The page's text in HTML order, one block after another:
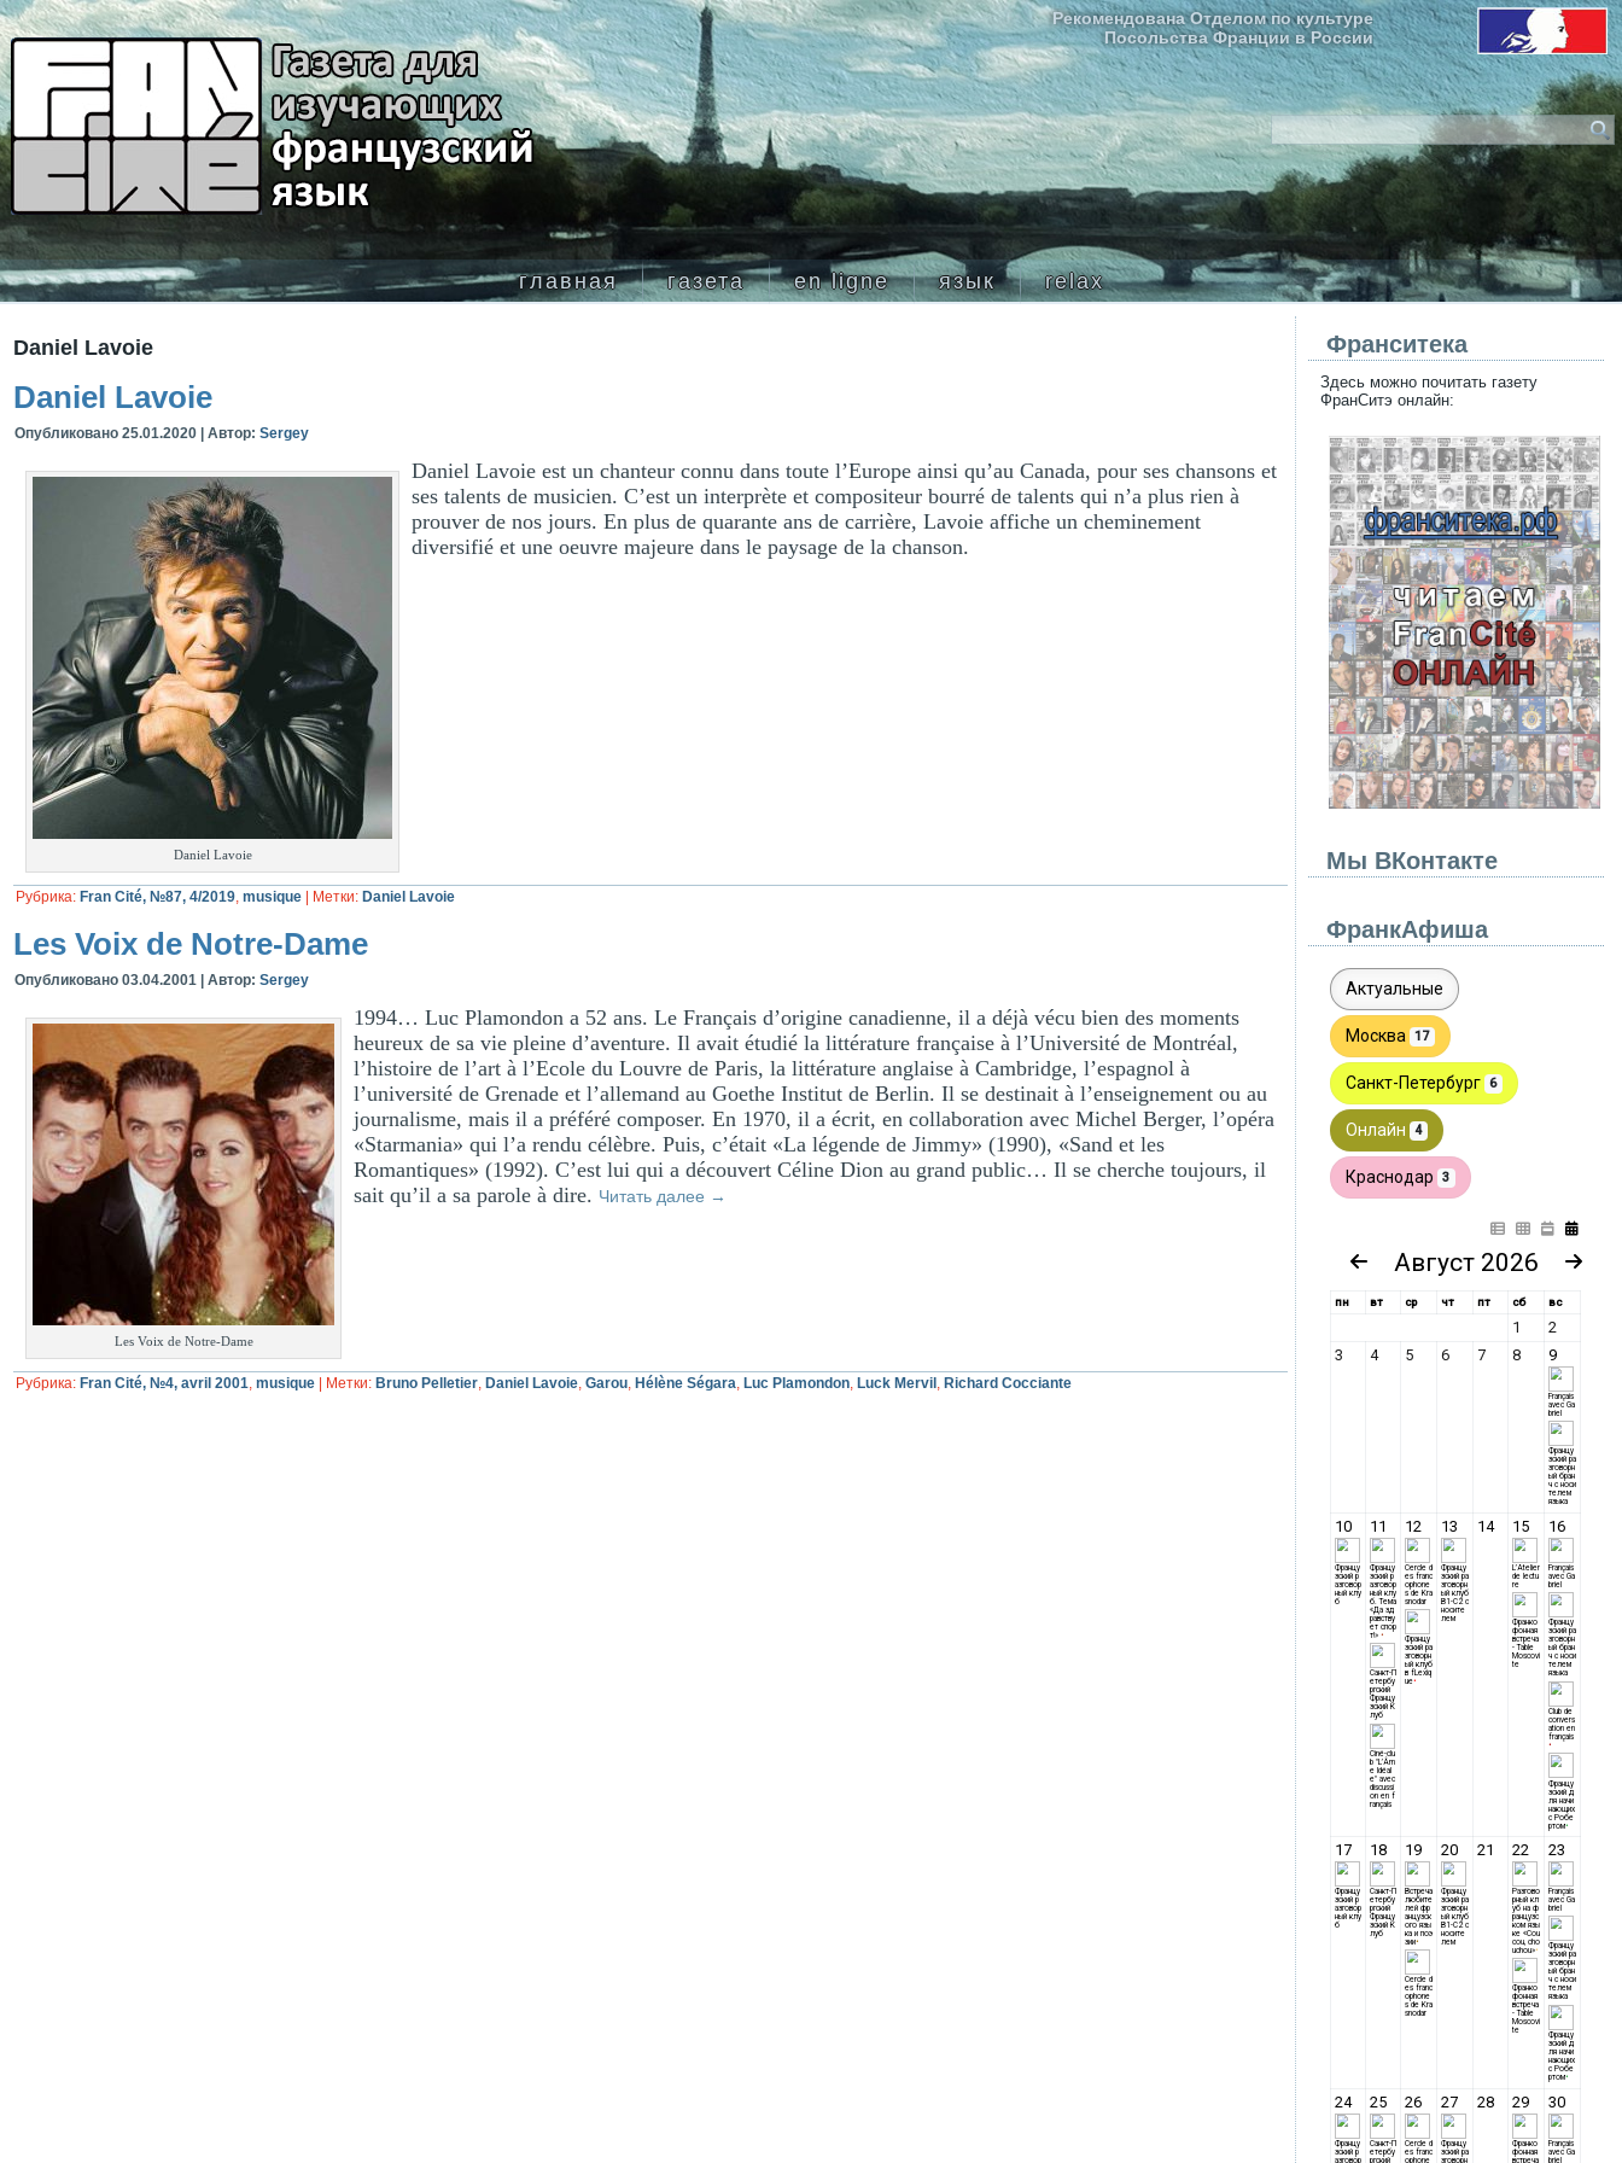
Рекомендована Отделом по культуре
Посольства Франции в России
главная газета en ligne язык relax
Daniel Lavoie
Daniel Lavoie
Опубликовано 25.01.2020 Автор: Sergey
Daniel Lavoie
Daniel Lavoie est un chanteur connu dans toute l’Europe ainsi qu’au Canada, pour ses chansons et
ses talents de musicien. C’est un interprète et compositeur bourré de talents qui n’a plus rien à
prouver de nos jours. En plus de quarante ans de carrière, Lavoie affiche un cheminement
diversifié et une oeuvre majeure dans le paysage de la chanson.
Рубрика: Fran Cité, №87, 4/2019, musique Метки: Daniel Lavoie
Les Voix de Notre-Dame
Опубликовано 03.04.2001 Автор: Sergey
Les Voix de Notre-Dame
1994… Luc Plamondon a 52 ans. Le Français d’origine canadienne, il a déjà vécu bien des moments
heureux de sa vie pleine d’aventure. Il avait étudié la littérature française à l’Université de Montréal,
l’histoire de l’art à l’Ecole du Louvre de Paris, la littérature anglaise à Cambridge, l’espagnol à
l’université de Grenade et l’allemand au Goethe Institut de Berlin. Il se destinait à l’enseignement ou au
journalisme, mais il a préféré composer. En 1970, il a écrit, en collaboration avec Michel Berger, l’opéra
«Starmania» qui l’a rendu célèbre. Puis, c’était «La légende de Jimmy» (1990), «Sand et les
Romantiques» (1992). C’est lui qui a découvert Céline Dion au grand public… Il se cherche toujours, il
sait qu’il a sa parole à dire. Читать далее →
Рубрика: Fran Cité, №4, avril 2001, musique Метки: Bruno Pelletier, Daniel Lavoie, Garou, Hélène Ségara, Luc Plamondon, Luck Mervil , Richard Cocciante
Франситека
Здесь можно почитать газету
ФранСитэ онлайн:
Мы ВКонтакте
ФранкАфиша